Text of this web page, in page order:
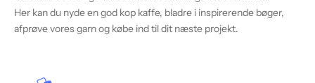
Her kan du nyde en god kop kaffe, bladre i inspirerende bøger,
afprøve vores garn og købe ind til dit næste projekt.